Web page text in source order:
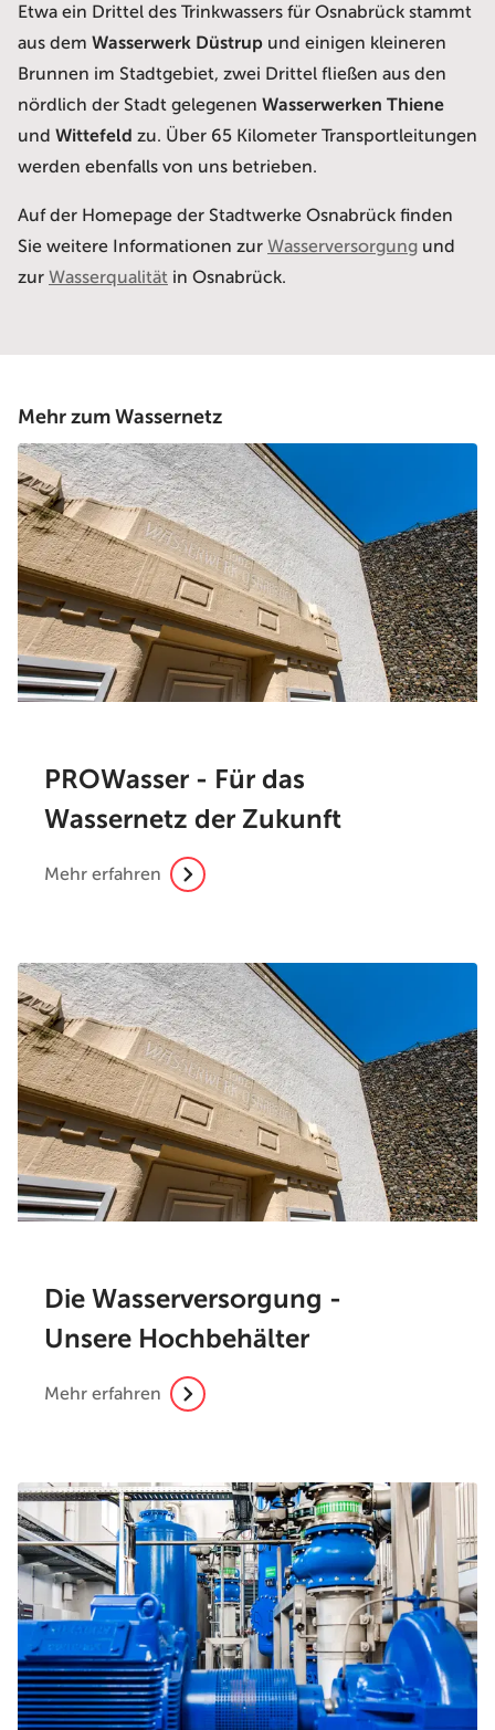
Etwa ein Drittel des Trinkwassers für Osnabrück stammt
aus dem Wasserwerk Düstrup und einigen kleineren
Brunnen im Stadtgebiet, zwei Drittel fließen aus den
nördlich der Stadt gelegenen Wasserwerken Thiene
und Wittefeld zu. Über 65 Kilometer Transportleitungen
werden ebenfalls von uns betrieben.
Auf der Homepage der Stadtwerke Osnabrück finden
Sie weitere Informationen zur Wasserversorgung und
zur Wasserqualität in Osnabrück.
Mehr zum Wassernetz
PROWasser - Für das
Wassernetz der Zukunft
Mehr erfahren
Die Wasserversorgung -
Unsere Hochbehälter
Mehr erfahren